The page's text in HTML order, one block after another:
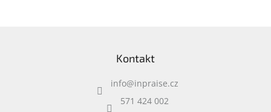
Kontakt
info@inpraise.cz
571 424 002